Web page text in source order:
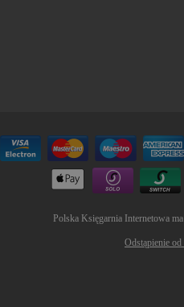
Polska Księgarnia Internetowa
Odstąpienie